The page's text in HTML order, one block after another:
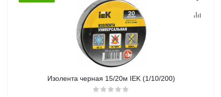
Изолента черная 15/20м IEK (1/10/200)